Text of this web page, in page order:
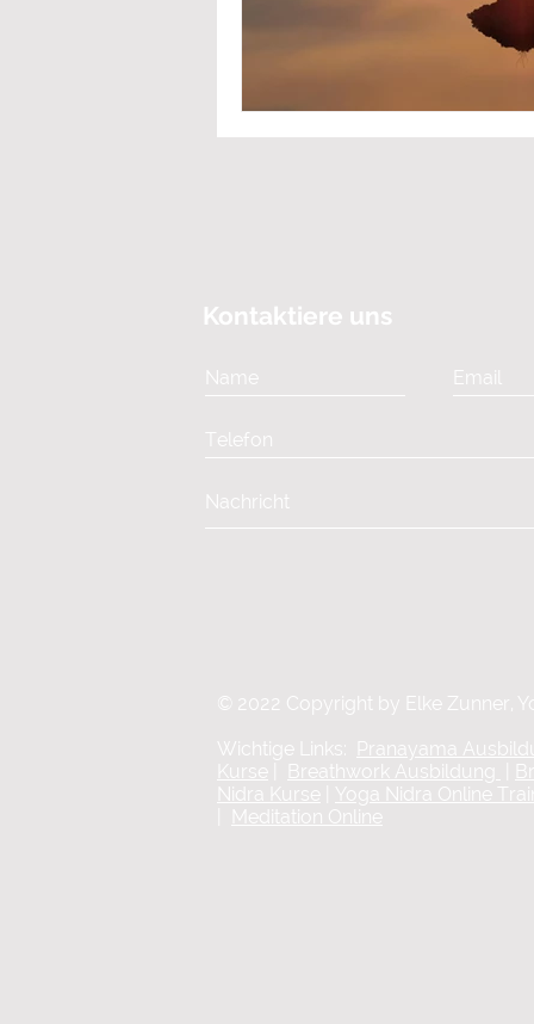
Kontaktiere uns
© 2022 Copyright by Elke Zunner,
Wichtige Links:
Pranayama
Kurse
Breathwork Ausbildung
Nidra Kurse
Yoga Nidra Online
Meditation Online